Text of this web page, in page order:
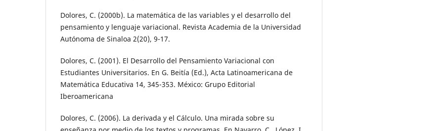
Dolores, C. (2000b). La matemática de las variables y el desarrollo del
pensamiento y lenguaje variacional. Revista Academia de la Universidad
Autónoma de Sinaloa 2(20), 9-17.
Dolores, C. (2001). El Desarrollo del Pensamiento Variacional con
Estudiantes Universitarios. En G. Beitía (Ed.), Acta Latinoamericana de
Matemática Educativa 14, 345-353. México: Grupo Editorial
Iberoamericana
Dolores, C. (2006). La derivada y el Cálculo. Una mirada sobre su